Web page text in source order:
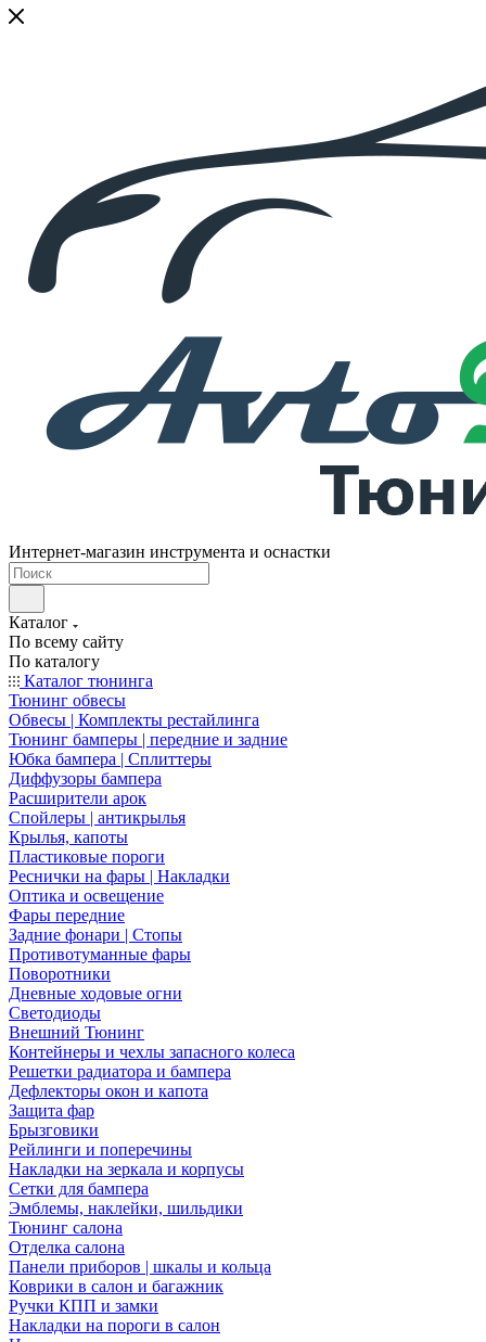
Интернет-магазин инструмента и оснастки
Каталог
По всему сайту
По каталогу
Каталог тюнинга
Тюнинг обвесы
Обвесы | Комплекты рестайлинга
Тюнинг бамперы | передние и задние
Юбка бампера | Сплиттеры
Диффузоры бампера
Расширители арок
Спойлеры | антикрылья
Крылья, капоты
Пластиковые пороги
Реснички на фары | Накладки
Оптика и освещение
Фары передние
Задние фонари | Стопы
Противотуманные фары
Поворотники
Дневные ходовые огни
Светодиоды
Внешний Тюнинг
Контейнеры и чехлы запасного колеса
Решетки радиатора и бампера
Дефлекторы окон и капота
Защита фар
Брызговики
Рейлинги и поперечины
Накладки на зеркала и корпусы
Сетки для бампера
Эмблемы, наклейки, шильдики
Тюнинг салона
Отделка салона
Панели приборов | шкалы и кольца
Коврики в салон и багажник
Ручки КПП и замки
Накладки на пороги в салон